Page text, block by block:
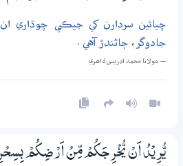
چيائين سردارن کي جيڪي چوڌاري
جادوگر، ڄاڻندڙ آهي .
— مولانا محمد ادريس ڏاھري
يُّرِيْدُ اَنْ يُّخْرِجَكُمْ مِّنْ اَرْضِكُمْ بِسِحْرِهٖ